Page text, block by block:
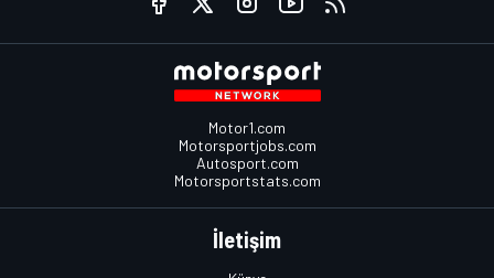
Motor1.com
Motorsportjobs.com
Autosport.com
Motorsportstats.com
İletişim